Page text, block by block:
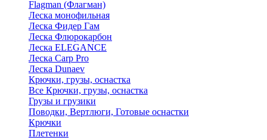
Flagman (Флагман)
Леска монофильная
Леска Фидер Гам
Леска Флюрокарбон
Леска ELEGANCE
Леска Carp Pro
Леска Dunaev
Крючки, грузы, оснастка
Все Крючки, грузы, оснастка
Грузы и грузики
Поводки, Вертлюги, Готовые оснастки
Крючки
Плетенки